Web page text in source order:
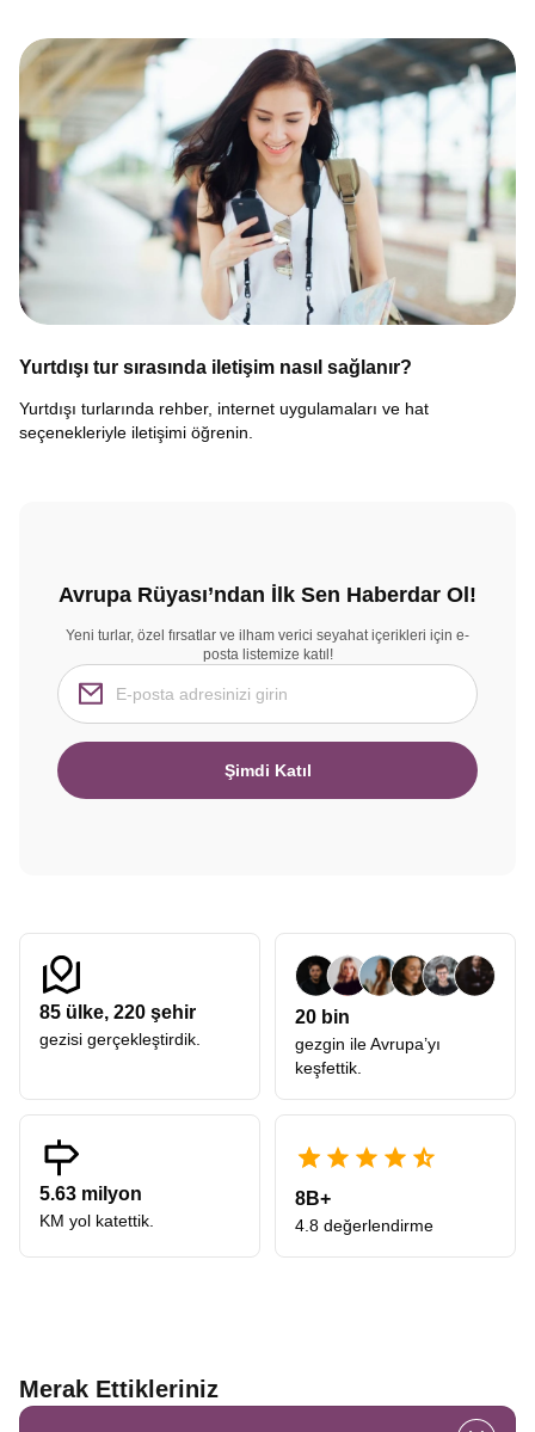
Yurtdışı tur sırasında iletişim nasıl sağlanır?
Yurtdışı turlarında rehber, internet uygulamaları ve hat
seçenekleriyle iletişimi öğrenin.
Avrupa Rüyası’ndan İlk Sen Haberdar Ol!
Yeni turlar, özel fırsatlar ve ilham verici seyahat içerikleri için e-
posta listemize katıl!
Şimdi Katıl
85 ülke, 220 şehir
gezisi gerçekleştirdik.
20 bin
gezgin ile Avrupa’yı
keşfettik.
5.63 milyon
KM yol katettik.
8B+
4.8 değerlendirme
Merak Ettikleriniz